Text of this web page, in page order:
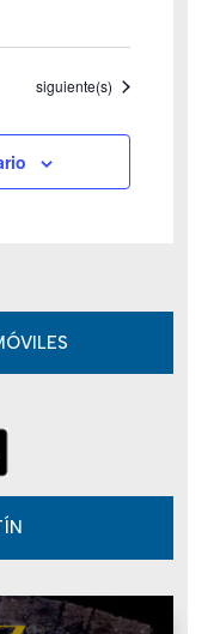
e
e
o
Eventos
siguiente(s)